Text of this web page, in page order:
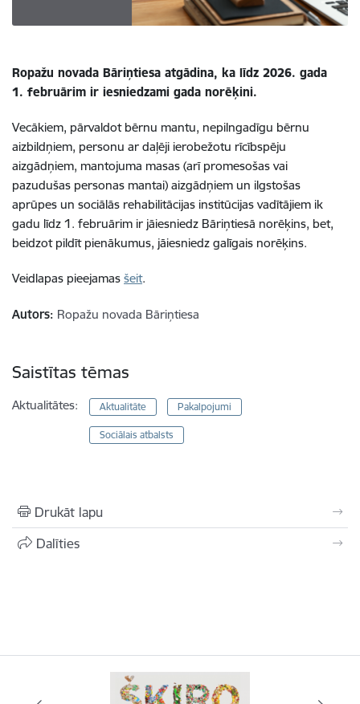
Ropažu novada Bāriņtiesa atgādina, ka līdz 2026. gada
1. februārim ir iesniedzami gada norēķini.
Vecākiem, pārvaldot bērnu mantu, nepilngadīgu bērnu
aizbildņiem, personu ar daļēji ierobežotu rīcībspēju
aizgādņiem, mantojuma masas (arī promesošas vai
pazudušas personas mantai) aizgādņiem un ilgstošas
aprūpes un sociālās rehabilitācijas institūcijas vadītājiem ik
gadu līdz 1. februārim ir jāiesniedz Bāriņtiesā norēķins, bet,
beidzot pildīt pienākumus, jāiesniedz galīgais norēķins.
Veidlapas pieejamas šeit.
Autors: Ropažu novada Bāriņtiesa
Saistītas tēmas
Aktualitātes: Aktualitāte Pakalpojumi
Sociālais atbalsts
Drukāt lapu
Dalīties